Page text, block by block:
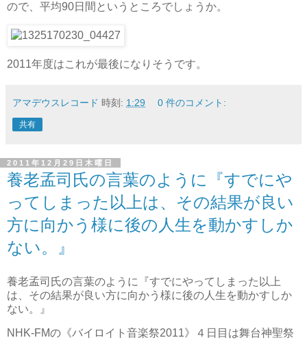
ので、平均90日間というところでしょうか。
2011年度はこれが最後になりそうです。
アマデウスレコード 時刻: 1:29 0 件のコメント:
共有
2011年12月29日木曜日
養老孟司氏の言葉のように『すでにや
ってしまった以上は、その結果が良い
方に向かう様に後の人生を動かすしか
ない。』
養老孟司氏の言葉のように『すでにやってしまった以上
は、その結果が良い方に向かう様に後の人生を動かすしか
ない。』
NHK-FMの《バイロイト音楽祭2011》４日目は舞台神聖祭